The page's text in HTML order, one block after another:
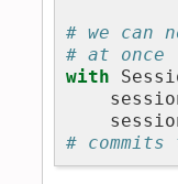
# we can
# at once
with
#